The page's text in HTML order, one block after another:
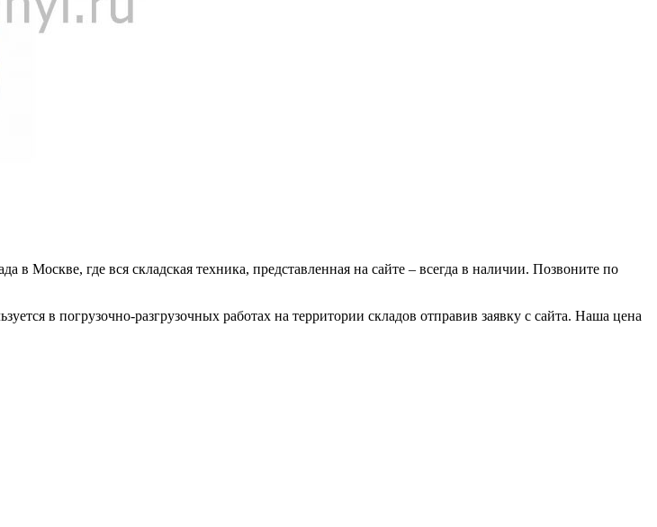
в Москве, где вся складская техника, представленная на сайте – всегда в наличии. Позвоните по
в погрузочно-разгрузочных работах на территории складов отправив заявку с сайта. Наша цена